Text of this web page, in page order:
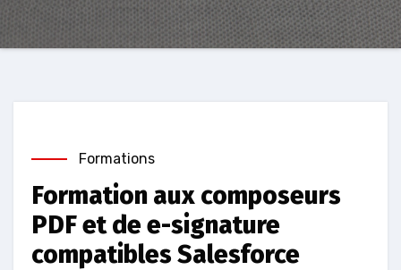
Formations
Formation aux composeurs
PDF et de e-signature
compatibles Salesforce